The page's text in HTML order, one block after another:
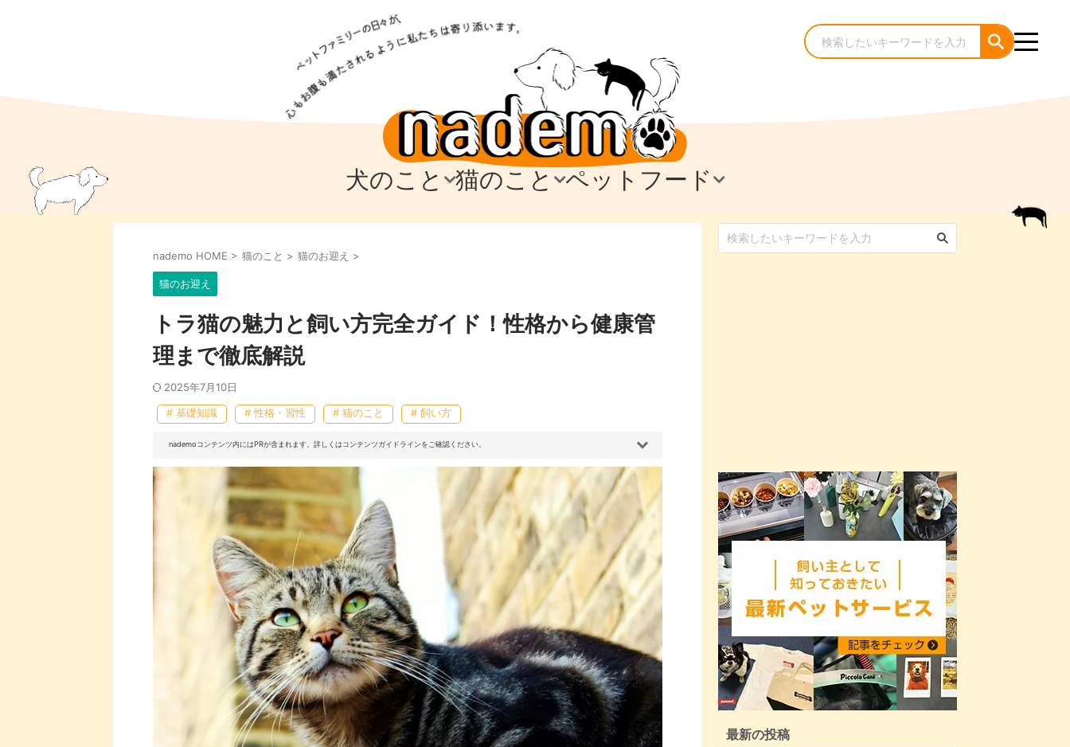
犬のこと
犬のこと
犬のケア・お手入れ
犬のしつけ
犬のアイテム
猫のこと
猫のこと
猫のケア・お手入れ
猫のしつけ
猫のアイテム
ペットフード
ペットフード
nademo HOME > 猫のこと > 猫のお迎え >
猫のお迎え
トラ猫の魅力と飼い方完全ガイド！性格から健康管
理まで徹底解説
2025年7月10日
# 基礎知識 # 性格・習性 # 猫のこと # 飼い方
nademoコンテンツ内にはPRが含まれます。詳しくはコンテンツガイドラインをご確認ください。
最新の投稿